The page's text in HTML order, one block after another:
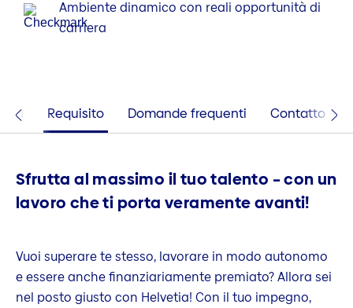
Ambiente dinamico con reali opportunità di
carriera
Requisito Domande frequenti Contatto
Sfrutta al massimo il tuo talento – con un
lavoro che ti porta veramente avanti!
Vuoi superare te stesso, lavorare in modo autonomo
e essere anche finanziariamente premiato? Allora sei
nel posto giusto con Helvetia! Con il tuo impegno,